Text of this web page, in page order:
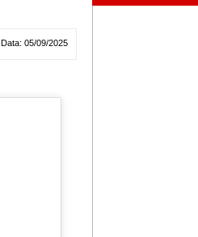
Data: 05/09/2025